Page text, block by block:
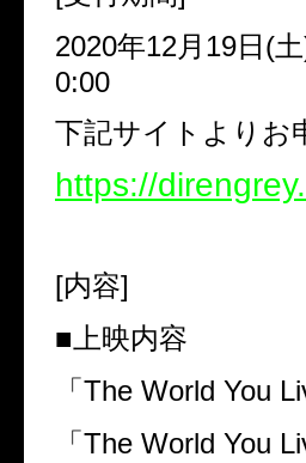
2020年12月 19日 (土
0:00
下記サイトよりお
https://
[内容]
■上映内容
「 The World You
「 The World You